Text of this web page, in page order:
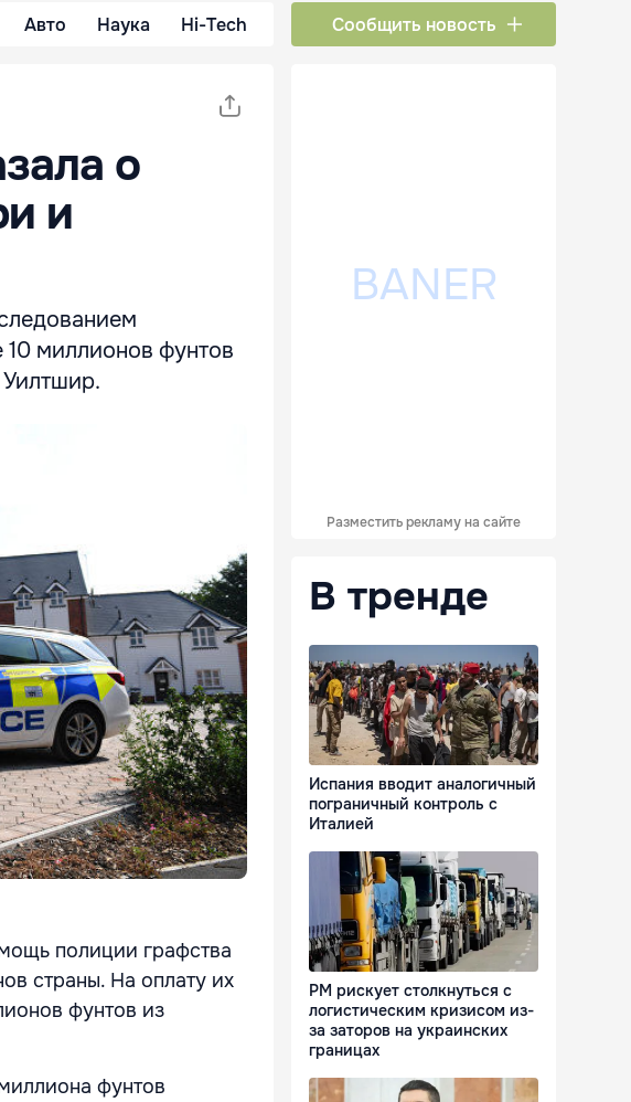
Авто Наука Hi-Tech Сообщить новость
о
и
миллионов фунтов
Уилтшир.
полиции графства
страны. На оплату их
фунтов из
фунтов
Разместить рекламу на сайте
В тренде
Испания вводит аналогичный
пограничный контроль с
Италией
РМ рискует столкнуться с
логистическим кризисом из-
за заторов на украинских
границах